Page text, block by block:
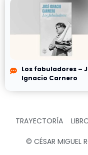
Los fabuladores –
Ignacio Carnero
TRAYECTORÍA
© CÉSAR MIGUEL